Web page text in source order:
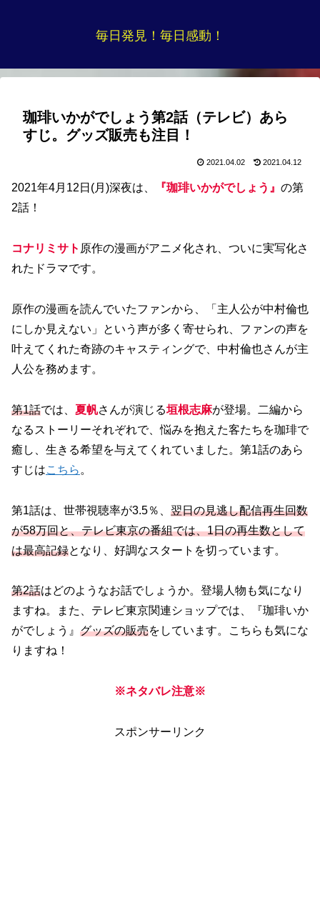
毎日発見！毎日感動！
珈琲いかがでしょう第2話（テレビ）あら
すじ。グッズ販売も注目！
2021.04.02 2021.04.12
2021年4月12日(月)深夜は、 『珈琲いかがでしょう』 の第
2話！
コナリミサト 原作の漫画がアニメ化され、ついに実写化さ
れたドラマです。
原作の漫画を読んでいたファンから、「主人公が中村倫也
にしか見えない」という声が多く寄せられ、ファンの声を
叶えてくれた奇跡のキャスティングで、中村倫也さんが主
人公を務めます。
第1話では、 夏帆さんが演じる垣根志麻が登場。二編から
なるストーリーそれぞれで、悩みを抱えた客たちを珈琲で
癒し、生きる希望を与えてくれていました。第1話のあら
すじはこちら 。
第1話は、世帯視聴率が3.5％、 翌日の見逃し配信再生回数
が58万回と、テレビ東京の番組では、1日の再生数として
は最高記録となり、好調なスタートを切っています。
第2話はどのようなお話でしょうか。登場人物も気になり
ますね。また、テレビ東京関連ショップでは、『珈琲いか
がでしょう』 グッズの販売をしています。こちらも気にな
りますね！
※ネタバレ注意※
スポンサーリンク